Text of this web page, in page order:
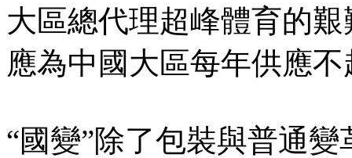
大區總代理超峰體育的
應為中國大區每年供應
“國變”除了包裝與普通